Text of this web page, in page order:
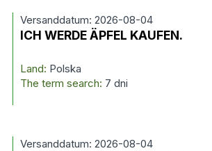
Versanddatum: 2026-08-04
ICH WERDE ÄPFEL KAUFEN.
Land: Polska
The term search: 7 dni
Versanddatum: 2026-08-04